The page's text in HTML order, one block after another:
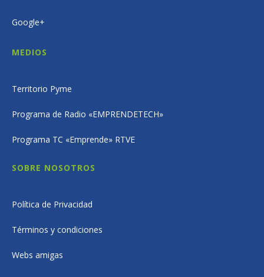
Google+
MEDIOS
Territorio Pyme
Programa de Radio «EMPRENDETECH»
Programa TC «Emprende» RTVE
SOBRE NOSOTROS
Política de Privacidad
Términos y condiciones
Webs amigas